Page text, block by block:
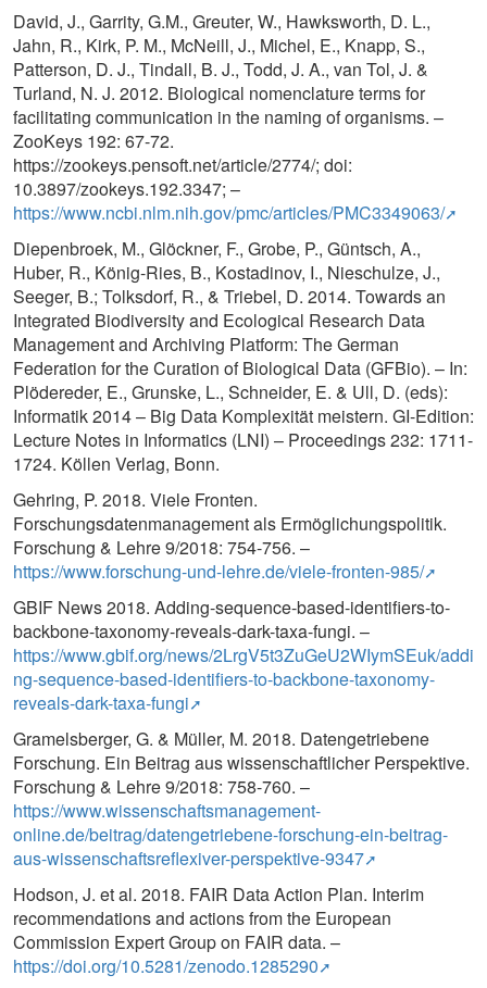
David, J., Garrity, G.M., Greuter, W., Hawksworth, D. L.,
Jahn, R., Kirk, P. M., McNeill, J., Michel, E., Knapp, S.,
Patterson, D. J., Tindall, B. J., Todd, J. A., van Tol, J. &
Turland, N. J. 2012. Biological nomenclature terms for
facilitating communication in the naming of organisms. –
ZooKeys 192: 67-72.
https://zookeys.pensoft.net/article/2774/; doi:
10.3897/zookeys.192.3347; –
https://www.ncbi.nlm.nih.gov/pmc/articles/PMC3349063/
Diepenbroek, M., Glöckner, F., Grobe, P., Güntsch, A.,
Huber, R., König-Ries, B., Kostadinov, I., Nieschulze, J.,
Seeger, B.; Tolksdorf, R., & Triebel, D. 2014. Towards an
Integrated Biodiversity and Ecological Research Data
Management and Archiving Platform: The German
Federation for the Curation of Biological Data (GFBio). – In:
Plödereder, E., Grunske, L., Schneider, E. & Ull, D. (eds):
Informatik 2014 – Big Data Komplexität meistern. GI-Edition:
Lecture Notes in Informatics (LNI) – Proceedings 232: 1711-
1724. Köllen Verlag, Bonn.
Gehring, P. 2018. Viele Fronten.
Forschungsdatenmanagement als Ermöglichungspolitik.
Forschung & Lehre 9/2018: 754-756. –
https://www.forschung-und-lehre.de/viele-fronten-985/
GBIF News 2018. Adding-sequence-based-identifiers-to-
backbone-taxonomy-reveals-dark-taxa-fungi. –
https://www.gbif.org/news/2LrgV5t3ZuGeU2WIymSEuk/addi
ng-sequence-based-identifiers-to-backbone-taxonomy-
reveals-dark-taxa-fungi
Gramelsberger, G. & Müller, M. 2018. Datengetriebene
Forschung. Ein Beitrag aus wissenschaftlicher Perspektive.
Forschung & Lehre 9/2018: 758-760. –
https://www.wissenschaftsmanagement-
online.de/beitrag/datengetriebene-forschung-ein-beitrag-
aus-wissenschaftsreflexiver-perspektive-9347
Hodson, J. et al. 2018. FAIR Data Action Plan. Interim
recommendations and actions from the European
Commission Expert Group on FAIR data. –
https://doi.org/10.5281/zenodo.1285290